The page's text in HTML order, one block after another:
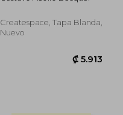
Createspace, Tapa Blanda,
Nuevo